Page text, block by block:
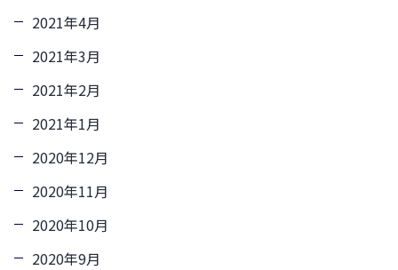
2021年4月
2021年3月
2021年2月
2021年1月
2020年12月
2020年11月
2020年10月
2020年9月